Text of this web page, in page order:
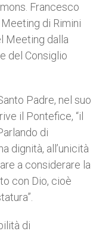
Francesco
di Rimini
Meeting dalla
del Consiglio
Padre, nel suo
il Pontefice, “il
di
dignità, all’unicità
a considerare la
con Dio, cioè
di